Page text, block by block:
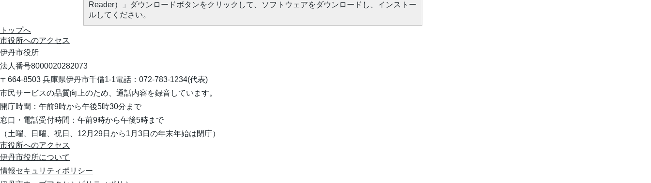
Reader）」ダウンロードボタンをクリックして、ソフトウェアをダウンロードし、インストー
ルしてください。
トップへ
市役所へのアクセス
伊丹市役所
法人番号8000020282073
〒664-8503 兵庫県伊丹市千僧1-1電話：072-783-1234(代表)
市民サービスの品質向上のため、通話内容を録音しています。
開庁時間：午前9時から午後5時30分まで
窓口・電話受付時間：午前9時から午後5時まで
（土曜、日曜、祝日、12月29日から1月3日の年末年始は閉庁）
市役所へのアクセス
伊丹市役所について
情報セキュリティポリシー